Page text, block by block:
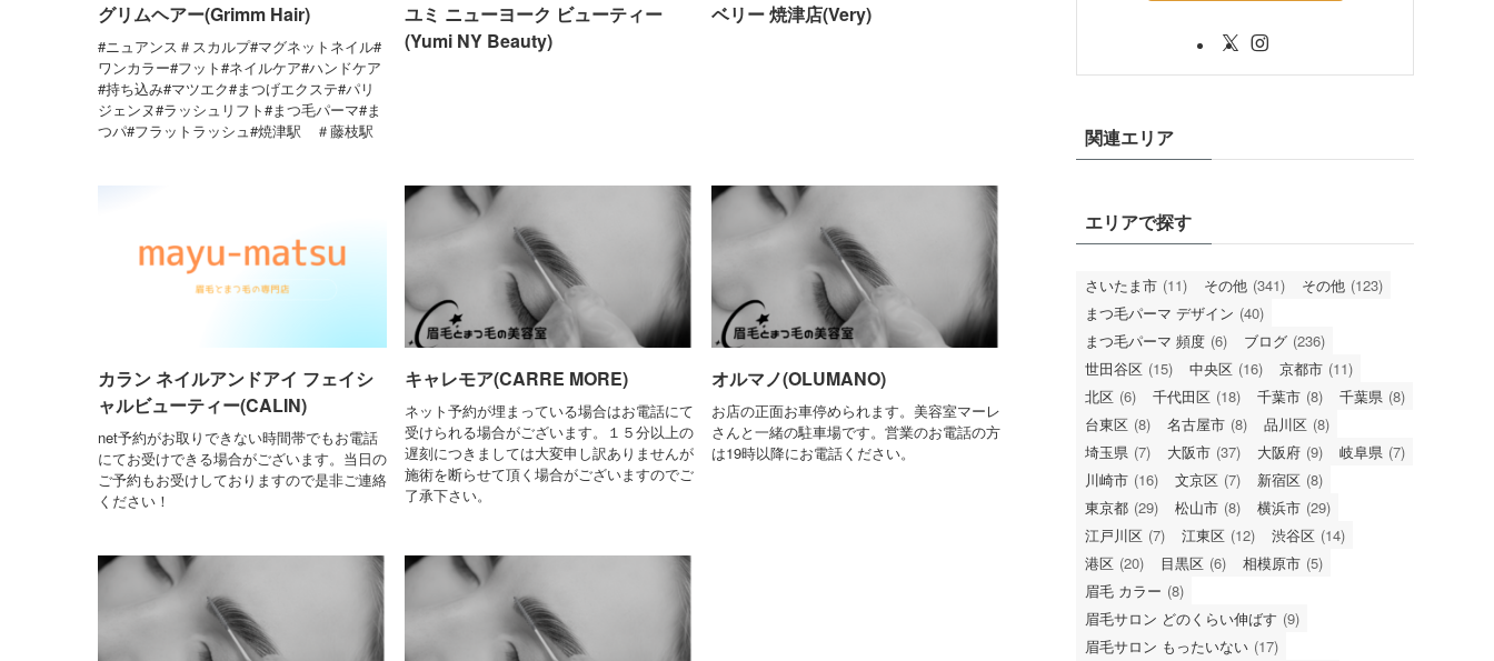
グリムヘアー(Grimm Hair)
#ニュアンス＃スカルプ#マグネットネイル#
ワンカラー#フット#ネイルケア#ハンドケア
#持ち込み#マツエク#まつげエクステ#パリ
ジェンヌ#ラッシュリフト#まつ毛パーマ#ま
つパ#フラットラッシュ#焼津駅 ＃藤枝駅
ユミ ニューヨーク ビューティー
(Yumi NY Beauty)
ベリー 焼津店(Very)
カラン ネイルアンドアイ フェイシ
ャルビューティー(CALIN)
net予約がお取りできない時間帯でもお電話
にてお受けできる場合がございます。当日の
ご予約もお受けしておりますので是非ご連絡
ください！
キャレモア(CARRE MORE)
ネット予約が埋まっている場合はお電話にて
受けられる場合がございます。１５分以上の
遅刻につきましては大変申し訳ありませんが
施術を断らせて頂く場合がございますのでご
了承下さい。
オルマノ(OLUMANO)
お店の正面お車停められます。美容室マーレ
さんと一緒の駐車場です。営業のお電話の方
は19時以降にお電話ください。
関連エリア
エリアで探す
さいたま市 (11) その他 (341) その他 (123)
まつ毛パーマ デザイン (40)
まつ毛パーマ 頻度 (6) ブログ (236)
世田谷区 (15) 中央区 (16) 京都市 (11)
北区 (6) 千代田区 (18) 千葉市 (8) 千葉県 (8)
台東区 (8) 名古屋市 (8) 品川区 (8)
埼玉県 (7) 大阪市 (37) 大阪府 (9) 岐阜県 (7)
川崎市 (16) 文京区 (7) 新宿区 (8)
東京都 (29) 松山市 (8) 横浜市 (29)
江戸川区 (7) 江東区 (12) 渋谷区 (14)
港区 (20) 目黒区 (6) 相模原市 (5)
眉毛 カラー (8)
眉毛サロン どのくらい伸ばす (9)
眉毛サロン もったいない (17)